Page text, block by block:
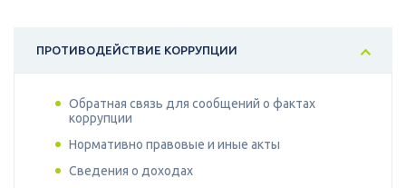
ПРОТИВОДЕЙСТВИЕ КОРРУПЦИИ
Обратная связь для сообщений о фактах
коррупции
Нормативно правовые и иные акты
Сведения о доходах